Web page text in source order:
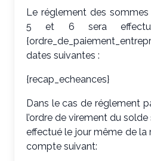
Le réglement des
5 et 6 sera
dates suivantes :
{recap_echeances}
Dans le cas de réglement
l’ordre de virement du
effectué le jour même de la
compte suivant: